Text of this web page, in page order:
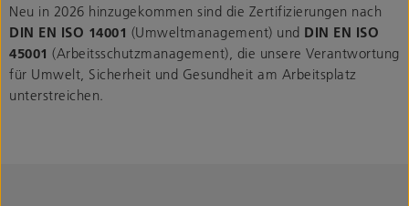
Neu in 2026 hinzugekommen sind die Zertifizierungen nach
DIN EN ISO 14001 (Umweltmanagement) und DIN EN ISO
45001 (Arbeitsschutzmanagement), die unsere Verantwortung
für Umwelt, Sicherheit und Gesundheit am Arbeitsplatz
unterstreichen.